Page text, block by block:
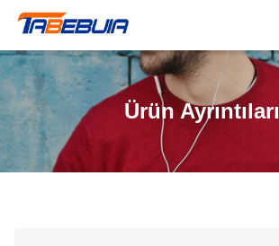
Ürün Ayrıntıları